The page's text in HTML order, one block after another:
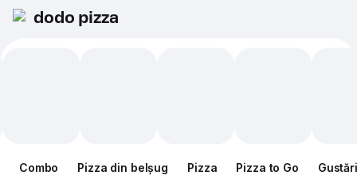
dodo pizza
Combo Pizza din belșug Pizza Pizza to Go Gustări